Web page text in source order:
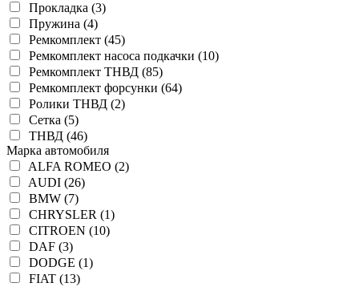
Прокладка (3)
Пружина (4)
Ремкомплект (45)
Ремкомплект насоса подкачки (10)
Ремкомплект ТНВД (85)
Ремкомплект форсунки (64)
Ролики ТНВД (2)
Сетка (5)
ТНВД (46)
Марка автомобиля
ALFA ROMEO (2)
AUDI (26)
BMW (7)
CHRYSLER (1)
CITROEN (10)
DAF (3)
DODGE (1)
FIAT (13)